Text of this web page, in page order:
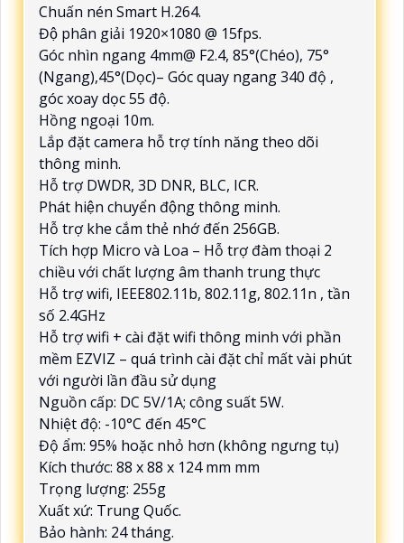
Chuấn nén Smart H.264.
Độ phân giải 1920×1080 @ 15fps.
Góc nhìn ngang 4mm@ F2.4, 85°(Chéo), 75°
(Ngang),45°(Dọc)– Góc quay ngang 340 độ ,
góc xoay dọc 55 độ.
Hồng ngoại 10m.
Lắp đặt camera hỗ trợ tính năng theo dõi
thông minh.
Hỗ trợ DWDR, 3D DNR, BLC, ICR.
Phát hiện chuyển động thông minh.
Hỗ trợ khe cắm thẻ nhớ đến 256GB.
Tích hợp Micro và Loa – Hỗ trợ đàm thoại 2
chiều với chất lượng âm thanh trung thực
Hỗ trợ wifi, IEEE802.11b, 802.11g, 802.11n , tần
số 2.4GHz
Hỗ trợ wifi + cài đặt wifi thông minh với phần
mềm EZVIZ – quá trình cài đặt chỉ mất vài phút
với người lần đầu sử dụng
Nguồn cấp: DC 5V/1A; công suất 5W.
Nhiệt độ: -10°C đến 45°C
Độ ẩm: 95% hoặc nhỏ hơn (không ngưng tụ)
Kích thước: 88 x 88 x 124 mm mm
Trọng lượng: 255g
Xuất xứ: Trung Quốc.
Bảo hành: 24 tháng.